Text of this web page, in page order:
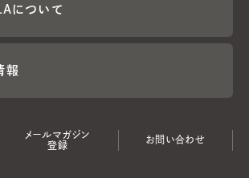
について
報
メールマガジン
登録
お問い合わせ